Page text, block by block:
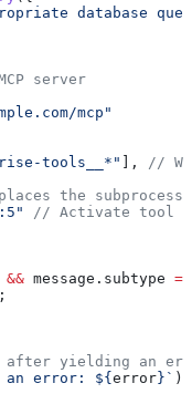
database
server
mcp"
tools__*" ],
//
the
// Activate tool
&& message . subtype
yielding an
an error: ${ error } ` );